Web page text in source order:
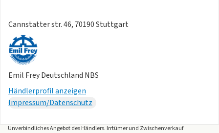
Cannstatter str. 46, 70190 Stuttgart
Emil Frey Deutschland NBS
Händlerprofil anzeigen
Impressum/Datenschutz
Unverbindliches Angebot desHändlers. Irrtümer und Zwischenverkauf